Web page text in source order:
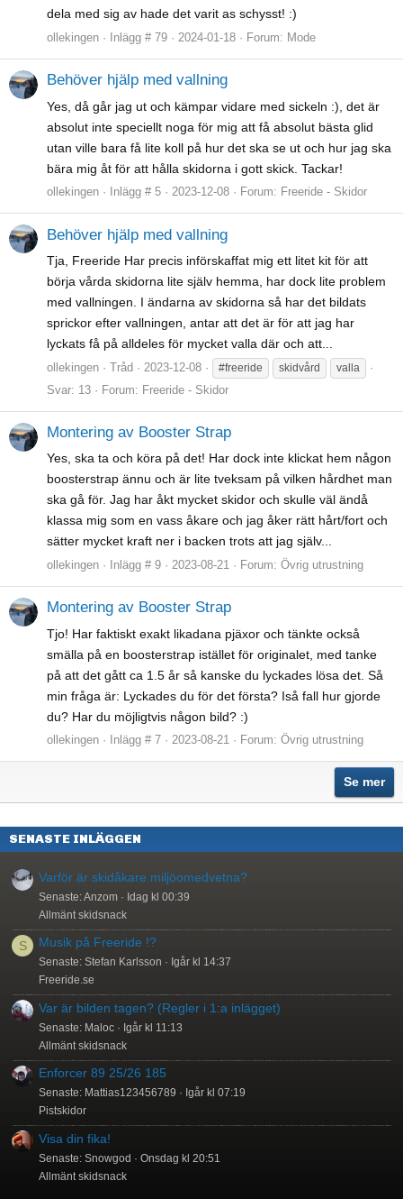
dela med sig av hade det varit as schysst! :)
ollekingen Inlägg # 79 2024-01-18 Forum: Mode
Behöver hjälp med vallning
Yes, då går jag ut och kämpar vidare med sickeln :), det är
absolut inte speciellt noga för mig att få absolut bästa glid
utan ville bara få lite koll på hur det ska se ut och hur jag ska
bära mig åt för att hålla skidorna i gott skick. Tackar!
ollekingen Inlägg # 5 2023-12-08 Forum: Freeride - Skidor
Behöver hjälp med vallning
Tja, Freeride Har precis införskaffat mig ett litet kit för att
börja vårda skidorna lite själv hemma, har dock lite problem
med vallningen. I ändarna av skidorna så har det bildats
sprickor efter vallningen, antar att det är för att jag har
lyckats få på alldeles för mycket valla där och att...
ollekingen Tråd 2023-12-08 #freeride skidvård valla
Svar: 13 Forum: Freeride - Skidor
Montering av Booster Strap
Yes, ska ta och köra på det! Har dock inte klickat hem någon
boosterstrap ännu och är lite tveksam på vilken hårdhet man
ska gå för. Jag har åkt mycket skidor och skulle väl ändå
klassa mig som en vass åkare och jag åker rätt hårt/fort och
sätter mycket kraft ner i backen trots att jag själv...
ollekingen Inlägg # 9 2023-08-21 Forum: Övrig utrustning
Montering av Booster Strap
Tjo! Har faktiskt exakt likadana pjäxor och tänkte också
smälla på en boosterstrap istället för originalet, med tanke
på att det gått ca 1.5 år så kanske du lyckades lösa det. Så
min fråga är: Lyckades du för det första? Iså fall hur gjorde
du? Har du möjligtvis någon bild? :)
ollekingen Inlägg # 7 2023-08-21 Forum: Övrig utrustning
Se mer
SENASTE INLÄGGEN
Varför är skidåkare miljöomedvetna?
Senaste: Anzom
Idag kl 00:39
Allmänt skidsnack
S Musik på Freeride !?
Senaste: Stefan Karlsson
Igår kl 14:37
Freeride.se
Var är bilden tagen? (Regler i 1:a inlägget)
Senaste: Maloc
Igår kl 11:13
Allmänt skidsnack
Enforcer 89 25/26 185
Senaste: Mattias123456789
Igår kl 07:19
Pistskidor
Visa din fika!
Senaste: Snowgod
Onsdag kl 20:51
Allmänt skidsnack